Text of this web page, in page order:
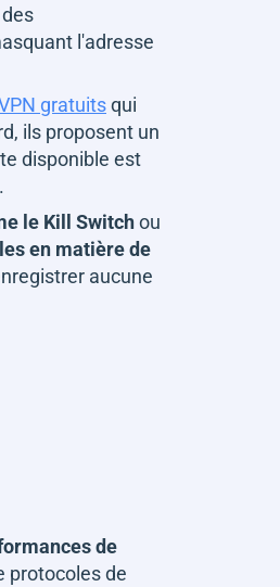
l'adresse
gratuitsqui
ils proposent un
disponible est
le Kill Switchou
en matière de
aucune
de
protocoles de